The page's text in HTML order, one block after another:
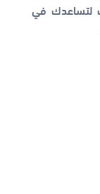
لتساعدك في